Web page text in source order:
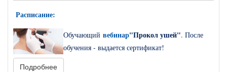
Расписание:
Обучающий вебинар"Прокол ушей". После
обучения - выдается сертификат!
Подробнее